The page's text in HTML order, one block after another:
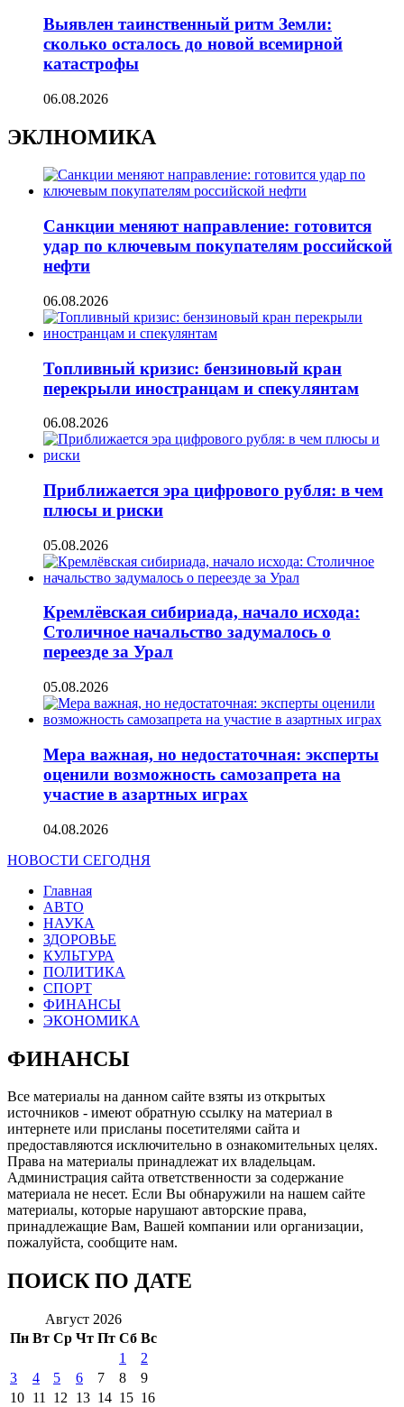
Выявлен таинственный ритм Земли:
сколько осталось до новой всемирной
катастрофы
06.08.2026
ЭКЛНОМИКА
Санкции меняют направление: готовится
удар по ключевым покупателям российской
нефти
06.08.2026
Топливный кризис: бензиновый кран
перекрыли иностранцам и спекулянтам
06.08.2026
Приближается эра цифрового рубля: в чем
плюсы и риски
05.08.2026
Кремлёвская сибириада, начало исхода:
Столичное начальство задумалось о
переезде за Урал
05.08.2026
Мера важная, но недостаточная: эксперты
оценили возможность самозапрета на
участие в азартных играх
04.08.2026
НОВОСТИ СЕГОДНЯ
Главная
АВТО
НАУКА
ЗДОРОВЬЕ
КУЛЬТУРА
ПОЛИТИКА
СПОРТ
ФИНАНСЫ
ЭКОНОМИКА
ФИНАНСЫ
Все материалы на данном сайте взяты из открытых
источников - имеют обратную ссылку на материал в
интернете или присланы посетителями сайта и
предоставляются исключительно в ознакомительных целях.
Права на материалы принадлежат их владельцам.
Администрация сайта ответственности за содержание
материала не несет. Если Вы обнаружили на нашем сайте
материалы, которые нарушают авторские права,
принадлежащие Вам, Вашей компании или организации,
пожалуйста, сообщите нам.
ПОИСК ПО ДАТЕ
Август 2026
Пн Вт Ср Чт Пт Сб Вс
1
2
3
4 5 6 7 8
9
10 11 12 13 14 15 16